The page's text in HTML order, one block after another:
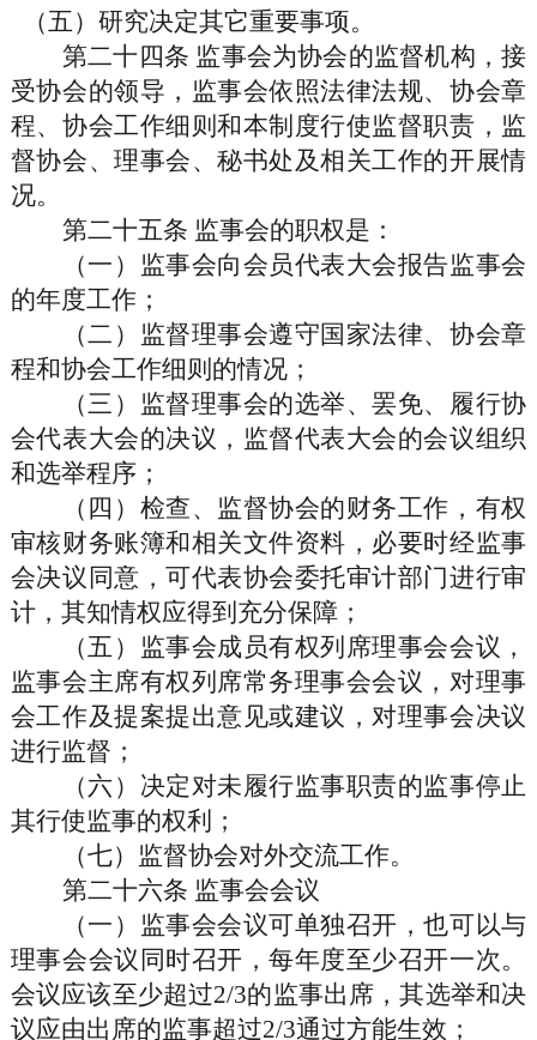
（五）研究决定其它重要事项。
第二十四条 监事会为协会的监督机构，接
受协会的领导，监事会依照法律法规、协会章
程、协会工作细则和本制度行使监督职责，监
督协会、理事会、秘书处及相关工作的开展情
况。
第二十五条 监事会的职权是：
（一）监事会向会员代表大会报告监事会
的年度工作；
（二）监督理事会遵守国家法律、协会章
程和协会工作细则的情况；
（三）监督理事会的选举、罢免、履行协
会代表大会的决议，监督代表大会的会议组织
和选举程序；
（四）检查、监督协会的财务工作，有权
审核财务账簿和相关文件资料，必要时经监事
会决议同意，可代表协会委托审计部门进行审
计，其知情权应得到充分保障；
（五）监事会成员有权列席理事会会议，
监事会主席有权列席常务理事会会议，对理事
会工作及提案提出意见或建议，对理事会决议
进行监督；
（六）决定对未履行监事职责的监事停止
其行使监事的权利；
（七）监督协会对外交流工作。
第二十六条 监事会会议
（一）监事会会议可单独召开，也可以与
理事会会议同时召开，每年度至少召开一次。
会议应该至少超过2/3的监事出席，其选举和决
议应由出席的监事超过2/3通过方能生效；